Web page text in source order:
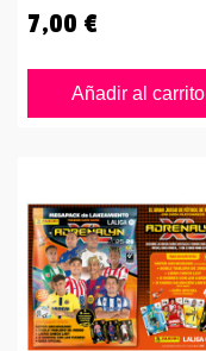
7,00 €
Añadir al carrito